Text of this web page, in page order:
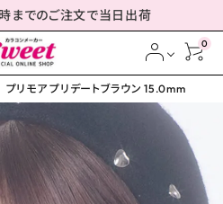
までのご注文で当日出荷
0
会員登録
プリモア プリデートブラウン 15.0mm